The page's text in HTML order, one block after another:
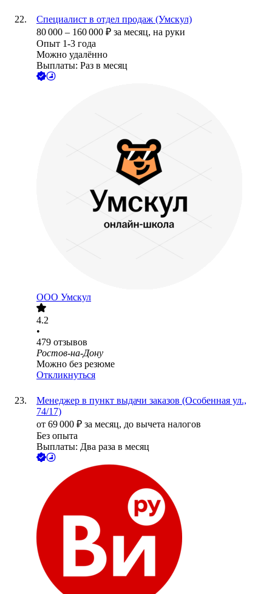
Специалист в отдел продаж (Умскул)
80 000 – 160 000 ₽ за месяц, на руки
Опыт 1-3 года
Можно удалённо
Выплаты: Раз в месяц
ООО Умскул
4.2
•
479 отзывов
Ростов-на-Дону
Можно без резюме
Откликнуться
Менеджер в пункт выдачи заказов (Особенная ул.,
74/17)
от 69 000 ₽ за месяц, до вычета налогов
Без опыта
Выплаты: Два раза в месяц